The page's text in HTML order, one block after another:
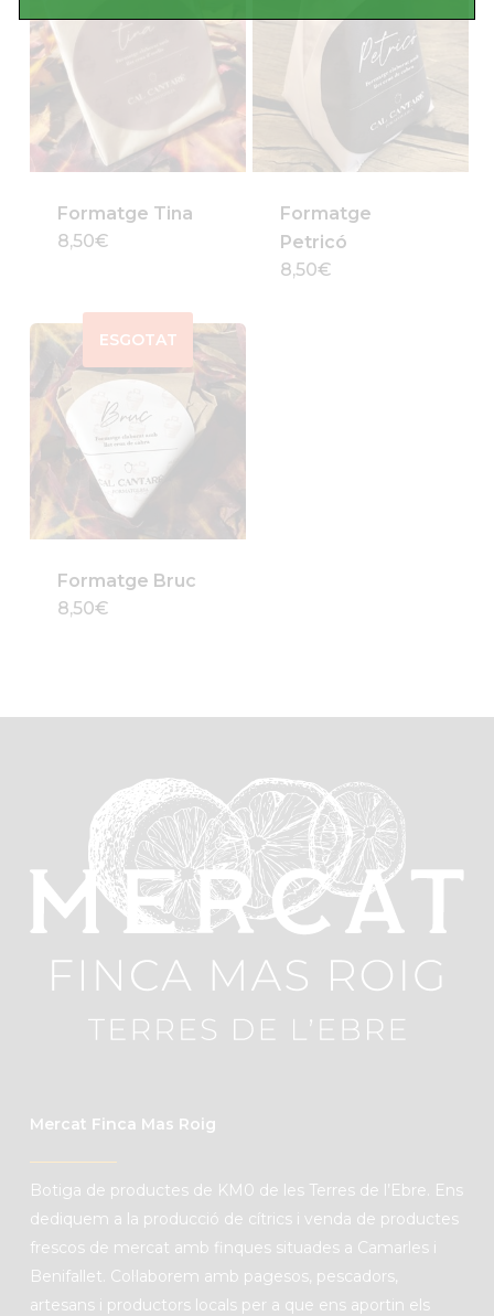
Formatge Tina
8,50€
Formatge
Petricó
8,50€
Formatge Bruc
8,50€
ESGOTAT
Mercat Finca Mas Roig
Botiga de productes de KM0 de les Terres de l’Ebre. Ens
dediquem a la producció de cítrics i venda de productes
frescos de mercat amb finques situades a Camarles i
Benifallet. Col·laborem amb pagesos, pescadors,
artesans i productors locals per a que ens aportin els